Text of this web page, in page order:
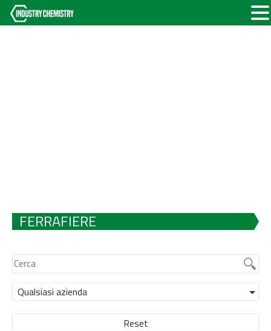
FERRAFIERE
Qualsiasi azienda
Reset